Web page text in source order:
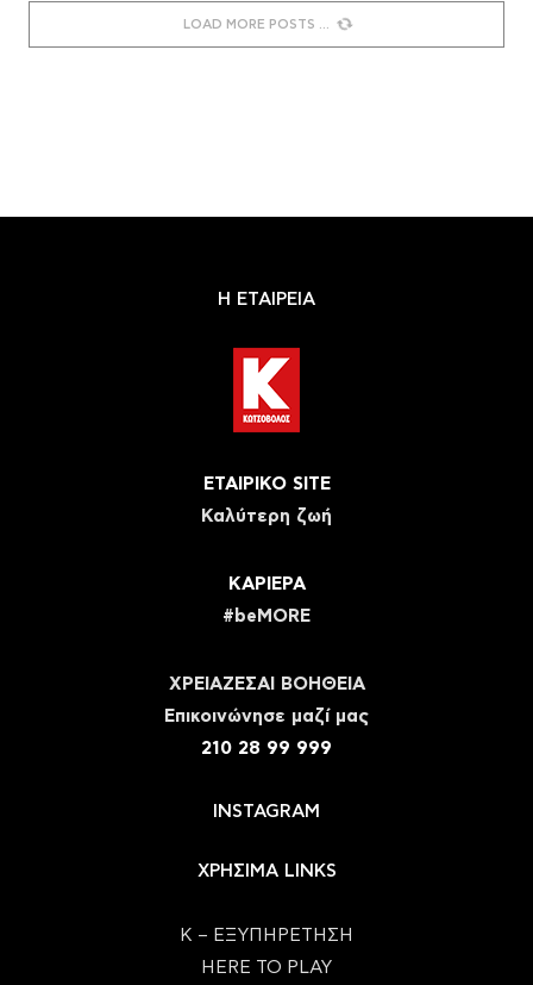
LOAD MORE POSTS
Η ΕΤΑΙΡΕΙΑ
ΕΤΑΙΡΙΚΟ SITE
Καλύτερη ζωή
ΚΑΡΙΕΡΑ
#beMORE
ΧΡΕΙΑΖΕΣΑΙ ΒΟΗΘΕΙΑ
Eπικοινώνησε μαζί μας
210 28 99 999
INSTAGRAM
ΧΡΗΣΙΜΑ LINKS
Κ – ΕΞΥΠΗΡΕΤΗΣΗ
HERE TO PLAY